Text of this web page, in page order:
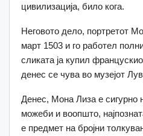
цивилизација, било кога.
Неговото дело, портретот
март 1503 и го работел
сликата ја купил
денес се чува во музејот
Денес, Мона Лиза е сигурно
можеби и воопшто,
е предмет на бројни